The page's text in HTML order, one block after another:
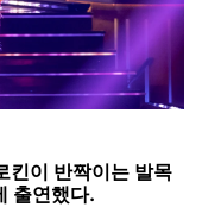
킨이 반짝이는 발목
출연했다.